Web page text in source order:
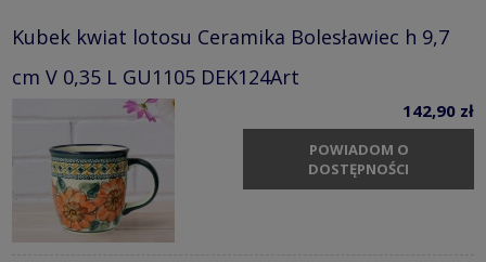
Kubek kwiat lotosu Ceramika Bolesławiec h 9,7
cm V 0,35 L GU1105 DEK124Art
142,90 zł
POWIADOM O
DOSTĘPNOŚCI